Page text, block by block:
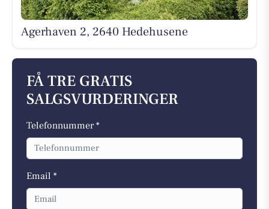
Agerhaven 2, 2640 Hedehusene
FÅ TRE GRATIS
SALGSVURDERINGER
Telefonnummer *
Email *